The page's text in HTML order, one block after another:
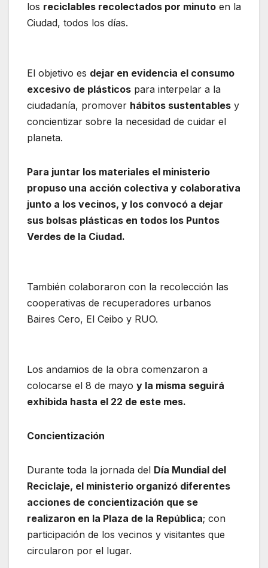
los reciclables recolectados por minuto en la
Ciudad, todos los días.
El objetivo es dejar en evidencia el consumo
excesivo de plásticos para interpelar a la
ciudadanía, promover hábitos sustentables y
concientizar sobre la necesidad de cuidar el
planeta.
Para juntar los materiales el ministerio
propuso una acción colectiva y colaborativa
junto a los vecinos, y los convocó a dejar
sus bolsas plásticas en todos los Puntos
Verdes de la Ciudad.
También colaboraron con la recolección las
cooperativas de recuperadores urbanos
Baires Cero, El Ceibo y RUO.
Los andamios de la obra comenzaron a
colocarse el 8 de mayo y la misma seguirá
exhibida hasta el 22 de este mes.
Concientización
Durante toda la jornada del Día Mundial del
Reciclaje, el ministerio organizó diferentes
acciones de concientización que se
realizaron en la Plaza de la República; con
participación de los vecinos y visitantes que
circularon por el lugar.